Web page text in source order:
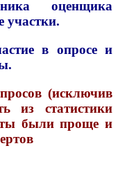
оценщика
участки.
в опросе и
(исключив
из статистики
были проще и